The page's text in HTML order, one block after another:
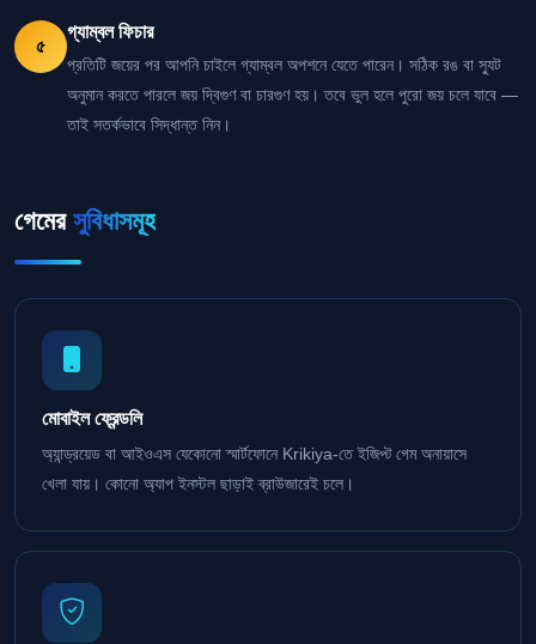
৫
গ্যাম্বল ফিচার
প্রতিটি জয়ের পর আপনি চাইলে গ্যাম্বল অপশনে যেতে পারেন। সঠিক রঙ বা স্যুট
অনুমান করতে পারলে জয় দ্বিগুণ বা চারগুণ হয়। তবে ভুল হলে পুরো জয় চলে যাবে —
তাই সতর্কভাবে সিদ্ধান্ত নিন।
গেমের সুবিধাসমূহ
মোবাইল ফ্রেন্ডলি
অ্যান্ড্রয়েড বা আইওএস যেকোনো স্মার্টফোনে Krikiya-তে ইজিপ্ট গেম অনায়াসে
খেলা যায়। কোনো অ্যাপ ইনস্টল ছাড়াই ব্রাউজারেই চলে।